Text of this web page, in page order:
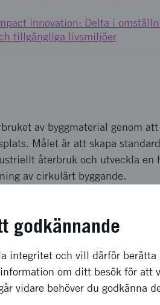
innovation: Delta i
tillgängliga livsmiljöer
av byggmaterial genom
Målet är att skapa
återbruk och utveckla en
av cirkulärt byggande.
och resultat
av återbrukat byggmaterial,
digital marknadsplats. Projektet
samt främja en
som kan skalas
godkännande
integritet och vill därför berätta
om ditt besök för att
vidare behöver du godkänna